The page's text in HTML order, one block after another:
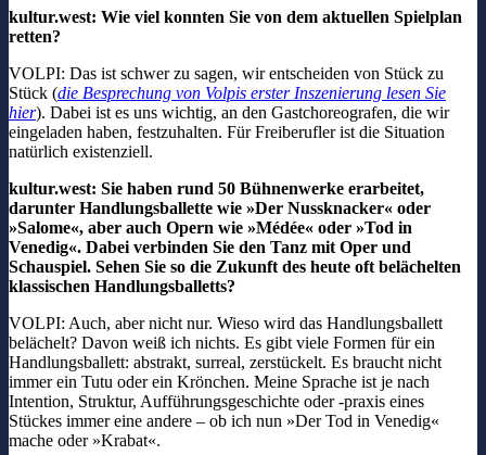
kultur.west: Wie viel konnten Sie von dem aktuellen Spielplan
retten?
VOLPI: Das ist schwer zu sagen, wir entscheiden von Stück zu
Stück (die Besprechung von Volpis erster Inszenierung lesen Sie
hier). Dabei ist es uns wichtig, an den Gastchoreografen, die wir
eingeladen haben, festzuhalten. Für Freiberufler ist die Situation
natürlich existenziell.
kultur.west: Sie haben rund 50 Bühnenwerke erarbeitet,
darunter Handlungsballette wie »Der Nussknacker« oder
»Salome«, aber auch Opern wie »Médée« oder »Tod in
Venedig«. Dabei verbinden Sie den Tanz mit Oper und
Schauspiel. Sehen Sie so die Zukunft des heute oft belächelten
klassischen Handlungsballetts?
VOLPI: Auch, aber nicht nur. Wieso wird das Handlungsballett
belächelt? Davon weiß ich nichts. Es gibt viele Formen für ein
Handlungsballett: abstrakt, surreal, zerstückelt. Es braucht nicht
immer ein Tutu oder ein Krönchen. Meine Sprache ist je nach
Intention, Struktur, Aufführungsgeschichte oder -praxis eines
Stückes immer eine andere – ob ich nun »Der Tod in Venedig«
mache oder »Krabat«.